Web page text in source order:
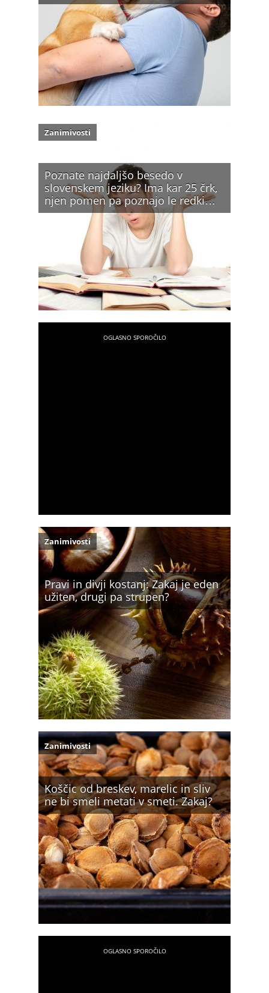
Poznate najdaljšo besedo v
slovenskem jeziku? Ima kar 25 črk,
njen pomen pa poznajo le redki…
Zanimivosti
Pravi in divji kostanj: Zakaj je eden
užiten, drugi pa strupen?
Zanimivosti
Koščic od breskev, marelic in sliv
ne bi smeli metati v smeti. Zakaj?
Zanimivosti